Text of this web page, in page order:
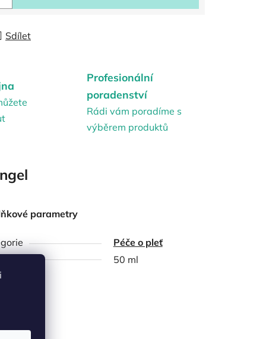
Sdílet
Profesionální
poradenství
Rádi vám poradíme s
výběrem produktů
parametry
Péče o pleť
50 ml